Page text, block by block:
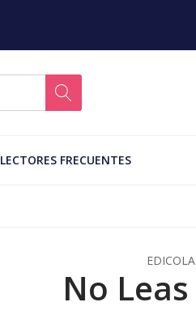
LECTORES FRECUENTES
EDICOLA
No